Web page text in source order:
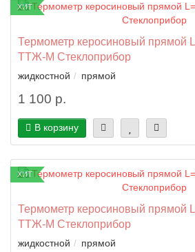
ХИТ
Термометр керосиновый прямой
ТТЖ-М Стеклоприбор
жидкостной прямой
1 100 р.
В корзину
ХИТ
Термометр керосиновый прямой
ТТЖ-М Стеклоприбор
жидкостной прямой